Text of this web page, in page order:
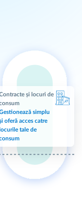
și locuri de
simplu
oferă acces catre
locurile tale de